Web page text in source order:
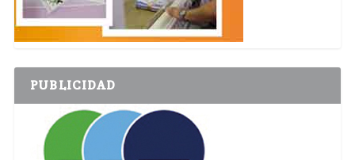
PUBLICIDAD